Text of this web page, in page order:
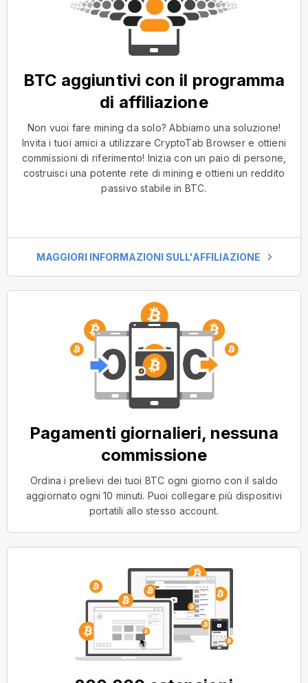
BTC aggiuntivi con il programma
di affiliazione
Non vuoi fare mining da solo? Abbiamo una soluzione!
Invita i tuoi amici a utilizzare CryptoTab Browser e ottieni
commissioni di riferimento! Inizia con un paio di persone,
costruisci una potente rete di mining e ottieni un reddito
passivo stabile in BTC.
MAGGIORI INFORMAZIONI SULL'AFFILIAZIONE
Pagamenti giornalieri, nessuna
commissione
Ordina i prelievi dei tuoi BTC ogni giorno con il saldo
aggiornato ogni 10 minuti. Puoi collegare più dispositivi
portatili allo stesso account.